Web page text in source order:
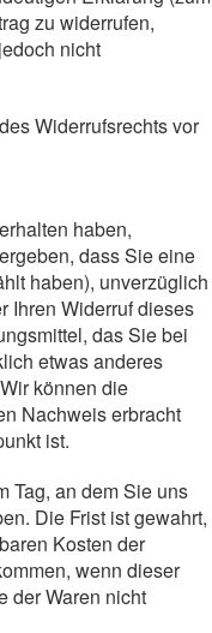
zu widerrufen,
nicht
Widerrufsrechts vor
haben,
dass Sie eine
haben), unverzüglich
Ihren Widerruf dieses
das Sie bei
etwas anderes
können die
Nachweis erbracht
ist.
Tag, an dem Sie uns
Die Frist ist gewahrt,
Kosten der
wenn dieser
der Waren nicht